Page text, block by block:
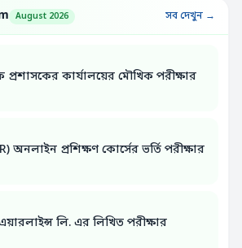
August 2026 সব দেখুন →
কার্যালয়ের মৌখিক পরীক্ষার
অনলাইন প্রশিক্ষণ কোর্সের ভর্তি পরীক্ষার
লি. এর লিখিত পরীক্ষার